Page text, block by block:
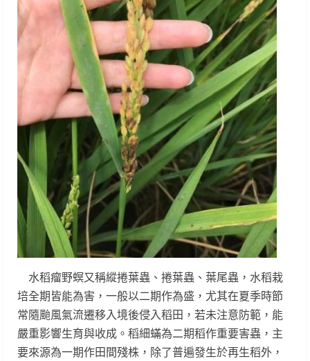
水稻瘤野螟又稱縱捲葉蟲、捲葉蟲、葉尾蟲，水稻栽
培全期皆能為害，一般以二期作為盛，尤其在夏季時節
常隨颱風氣流遷移入境後侵入稻田，若未注意防範，能
嚴重影響生育與收成。稻細蟎為二期稻作重要害蟲，主
要來源為一期作田間殘株，除了普遍發生於再生稻外，